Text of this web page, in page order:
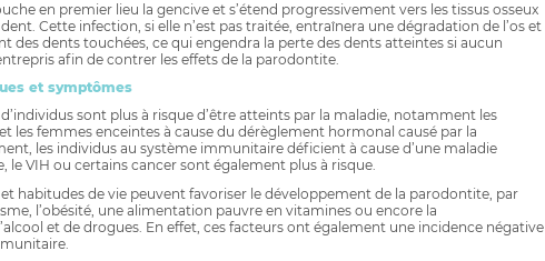
en premier lieu la gencive et s’étend progressivement vers les tissus osseux
Cette infection, si elle n’est pas traitée, entraînera une dégradation de l’os et
des dents touchées, ce qui engendra la perte des dents atteintes si aucun
afin de contrer les effets de la parodontite.
et symptômes
sont plus à risque d’être atteints par la maladie, notamment les
les femmes enceintes à cause du dérèglement hormonal causé par la
les individus au système immunitaire déficient à cause d’une maladie
le VIH ou certains cancer sont également plus à risque.
et habitudes de vie peuvent favoriser le développement de la parodontite, par
l’obésité, une alimentation pauvre en vitamines ou encore la
et de drogues. En effet, ces facteurs ont également une incidence négative